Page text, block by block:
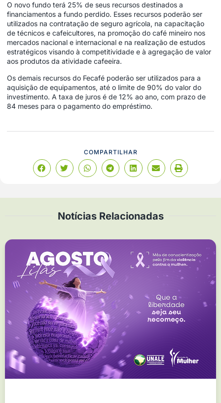
O novo fundo terá 25% de seus recursos destinados a
financiamentos a fundo perdido. Esses recursos poderão ser
utilizados na contratação de seguro agrícola, na capacitação
de técnicos e cafeicultores, na promoção do café mineiro nos
mercados nacional e internacional e na realização de estudos
estratégicos visando à competitividade e à agregação de valor
aos produtos da atividade cafeeira.
Os demais recursos do Fecafé poderão ser utilizados para a
aquisição de equipamentos, até o limite de 90% do valor do
investimento. A taxa de juros é de 12% ao ano, com prazo de
84 meses para o pagamento do empréstimo.
COMPARTILHAR
Notícias Relacionadas